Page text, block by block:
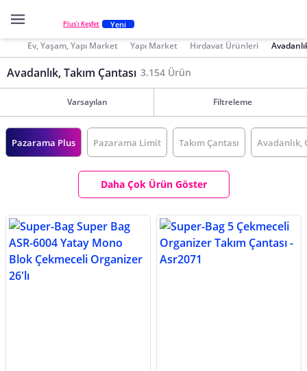
Plus'ı Keşfet Yeni
Ev, Yaşam, Yapı Market Yapı Market Hırdavat Ürünleri
Avadanlık, Takım Çantası 3.154 Ürün
Varsayılan Filtreleme
Pazarama Plus Pazarama Limit Takım Çantası Avadanlık,
Daha Çok Ürün Göster